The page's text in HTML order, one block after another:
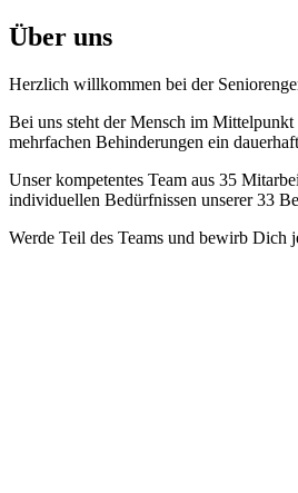
Über uns
Herzlich willkommen bei der
Bei uns steht der Mensch im
mehrfachen Behinderungen ein
Unser kompetentes Team aus 35
individuellen Bedürfnissen unserer 33
Werde Teil des Teams und bewirb Dich